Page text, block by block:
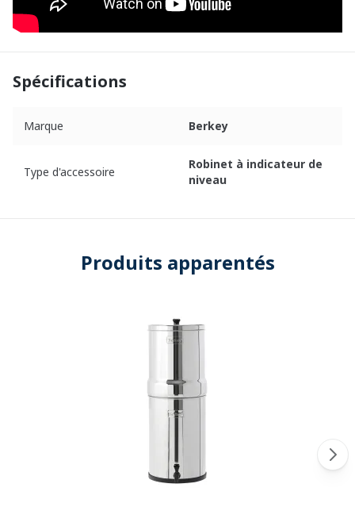
Spécifications
Marque Berkey
Type d'accessoire
Robinet à indicateur de
niveau
Produits apparentés